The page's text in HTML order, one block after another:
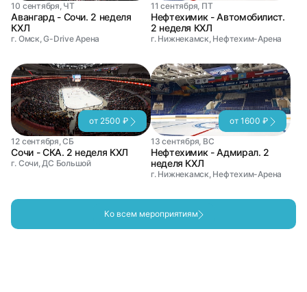
10 сентября, ЧТ
Авангард - Сочи. 2 неделя
КХЛ
г. Омск, G-Drive Арена
11 сентября, ПТ
Нефтехимик - Автомобилист.
2 неделя КХЛ
г. Нижнекамск, Нефтехим-Арена
от 2500 ₽
12 сентября, СБ
Сочи - СКА. 2 неделя КХЛ
г. Сочи, ДС Большой
от 1600 ₽
13 сентября, ВС
Нефтехимик - Адмирал. 2
неделя КХЛ
г. Нижнекамск, Нефтехим-Арена
Ко всем мероприятиям